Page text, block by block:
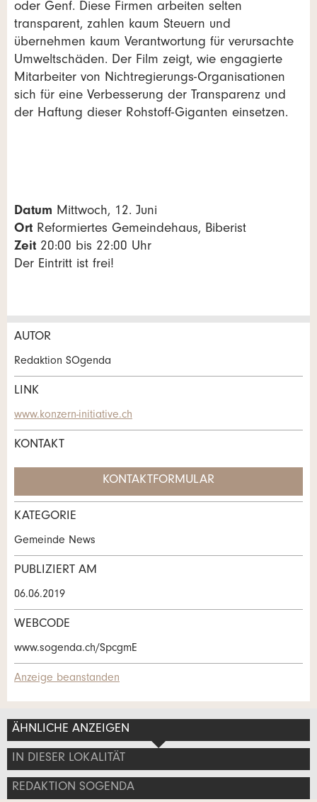
oder Genf. Diese Firmen arbeiten selten
transparent, zahlen kaum Steuern und
übernehmen kaum Verantwortung für verursachte
Umweltschäden. Der Film zeigt, wie engagierte
Mitarbeiter von Nichtregierungs-Organisationen
sich für eine Verbesserung der Transparenz und
der Haftung dieser Rohstoff-Giganten einsetzen.
Datum Mittwoch, 12. Juni
Ort Reformiertes Gemeindehaus, Biberist
Zeit 20:00 bis 22:00 Uhr
Der Eintritt ist frei!
Anzeige beanstanden
Ihr Feedback wird sehr geschätzt!
Allgemeines Feedback
Anzeige nicht mehr gültig
Anzeige unvollständig
Nachricht
* Eingabe erforderlich
Zur Qualitätssicherung wird eine Kopie der E-Mail an
guidle übermittelt.
Anzeige weiterempfehlen
Empfehlen Sie diese Anzeige an Freunde weiter.
* Eingabe erforderlich
ANZEIGE WEITEREMPFEHLEN
Schliessen
AUTOR
Redaktion SOgenda
LINK
www.konzern-initiative.ch
KONTAKT
KONTAKTFORMULAR
Kontakt
Verfassen Sie eine Nachricht für die
Kontaktpersonen dieser Anzeige.
Adresse
KATEGORIE
Gemeinde News
PUBLIZIERT AM
06.06.2019
WEBCODE
www.sogenda.ch/SpcgmE
Anzeige beanstanden
ÄHNLICHE ANZEIGEN
IN DIESER LOKALITÄT
REDAKTION SOGENDA